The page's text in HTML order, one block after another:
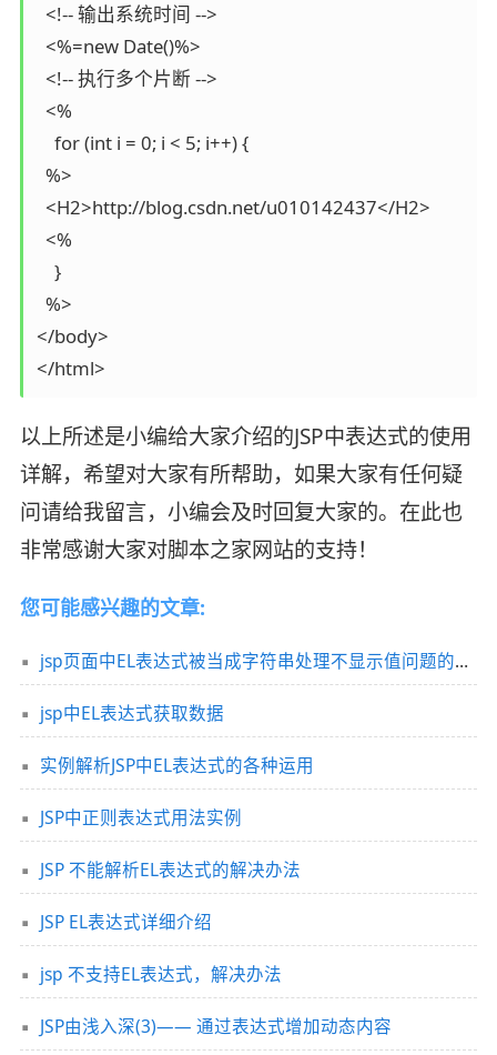
  <!-- 输出系统时间 -->
  <%=new Date()%>
  <!-- 执行多个片断 -->
  <%
    for (int i = 0; i < 5; i++) {
  %>
  <H2>http://blog.csdn.net/u010142437</H2>
  <%
    }
  %>
</body>
</html>
以上所述是小编给大家介绍的JSP中表达式的使用
详解，希望对大家有所帮助，如果大家有任何疑
问请给我留言，小编会及时回复大家的。在此也
非常感谢大家对脚本之家网站的支持！
您可能感兴趣的文章:
jsp页面中EL表达式被当成字符串处理不显示值问题的解决方法
jsp中EL表达式获取数据
实例解析JSP中EL表达式的各种运用
JSP中正则表达式用法实例
JSP 不能解析EL表达式的解决办法
JSP EL表达式详细介绍
jsp 不支持EL表达式，解决办法
JSP由浅入深(3)—— 通过表达式增加动态内容